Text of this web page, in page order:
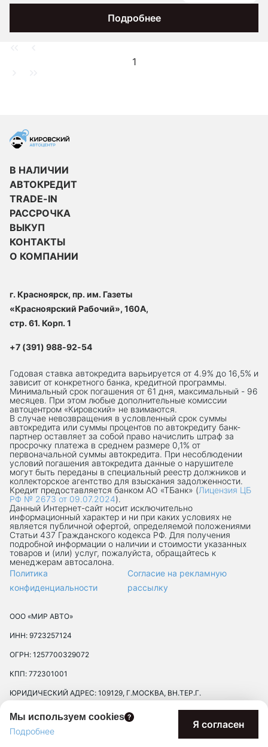
Подробнее
1
Мы используем cookies
Подробнее
Я согласен
В НАЛИЧИИ
АВТОКРЕДИТ
TRADE-IN
РАССРОЧКА
ВЫКУП
КОНТАКТЫ
О КОМПАНИИ
г. Красноярск, пр. им. Газеты
«Красноярский Рабочий», 160А,
стр. 61. Корп. 1
+7 (391) 988-92-54
Годовая ставка автокредита варьируется от 4.9% до 16,5% и
зависит от конкретного банка, кредитной программы.
Минимальный срок погашения от 61 дня, максимальный - 96
месяцев. При этом любые дополнительные комиссии
автоцентром «Кировский» не взимаются.
В случае невозвращения в условленный срок суммы
автокредита или суммы процентов по автокредиту банк-
партнер оставляет за собой право начислить штраф за
просрочку платежа в среднем размере 0,1% от
первоначальной суммы автокредита. При несоблюдении
условий погашения автокредита данные о нарушителе
могут быть переданы в специальный реестр должников и
коллекторское агентство для взыскания задолженности.
Кредит предоставляется банком АО «ТБанк» (Лицензия ЦБ
РФ № 2673 от 09.07.2024).
Данный Интернет-сaйт носит исключительно
информационный характер и ни при каких условиях не
является публичной офертой, определяемой положениями
Статьи 437 Гражданского кодекса РФ. Для получения
подробной информации о наличии и стоимости указанных
товаров и (или) услуг, пожалуйста, обращайтесь к
менеджерам автосалона.
Политика
конфиденциальности
Согласие на рекламную
рассылку
ООО «МИР АВТО»
ИНН: 9723257124
ОГРН: 1257700329072
КПП: 772301001
ЮРИДИЧЕСКИЙ АДРЕС: 109129, Г.МОСКВА, ВН.ТЕР.Г.
ТЕКСТИЛЬЩИКОВ, Д. 13, К. 2, ПОМЕЩ. 17/8П